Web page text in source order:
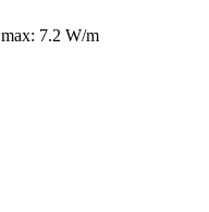
7.2 W/m